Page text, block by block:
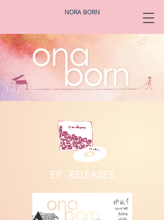
NORA BORN
EP - RELEASES